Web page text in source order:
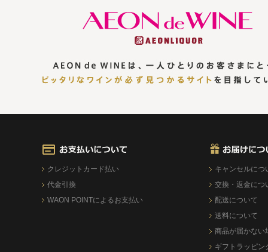
クレジットカード払い
代金引換
WAON POINTによるお支払い
キャンセルにつ
交換・返金につ
配送について
送料について
商品が届かない
ギフトラッピン